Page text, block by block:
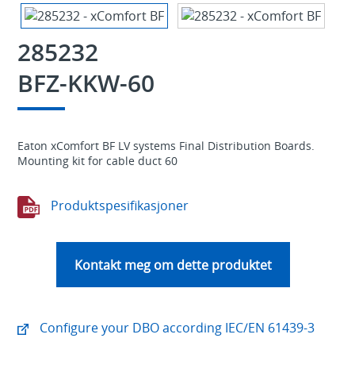
285232
BFZ-KKW-60
Eaton xComfort BF LV systems Final Distribution Boards.
Mounting kit for cable duct 60
Produktspesifikasjoner
Kontakt meg om dette produktet
Configure your DBO according IEC/EN 61439-3